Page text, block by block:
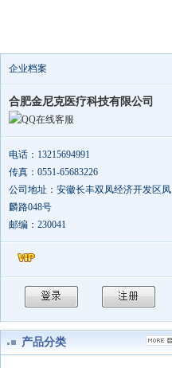
企业档案
合肥金尼克医疗科技有限公司
在线客服
电话：13215694991
传真：0551-65683226
公司地址：安徽长丰双凤经济开发区凤
麟路048号
邮编：230041
产品分类